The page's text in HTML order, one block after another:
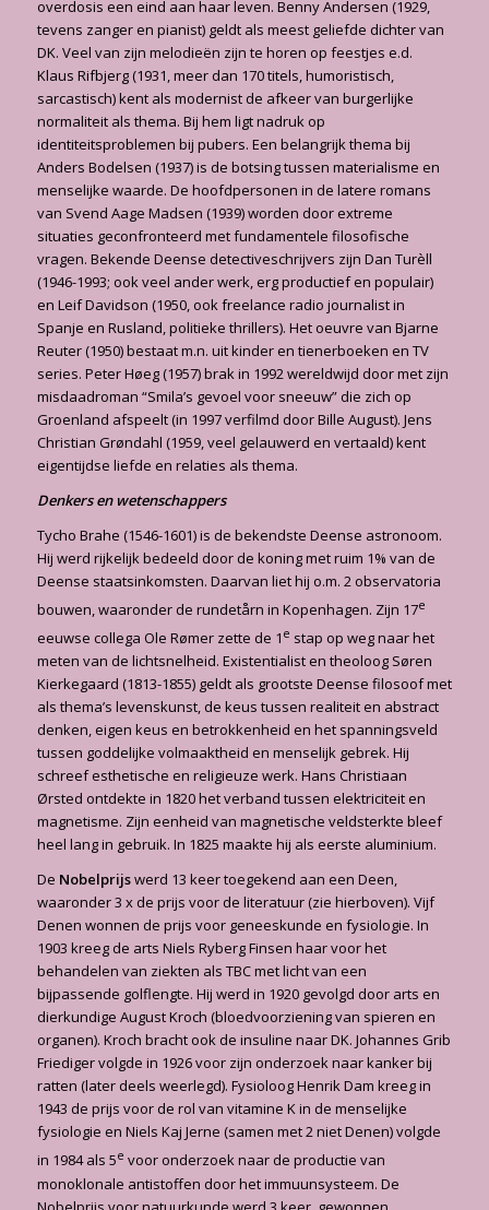
overdosis een eind aan haar leven. Benny Andersen (1929,
tevens zanger en pianist) geldt als meest geliefde dichter van
DK. Veel van zijn melodieën zijn te horen op feestjes e.d.
Klaus Rifbjerg (1931, meer dan 170 titels, humoristisch,
sarcastisch) kent als modernist de afkeer van burgerlijke
normaliteit als thema. Bij hem ligt nadruk op
identiteitsproblemen bij pubers. Een belangrijk thema bij
Anders Bodelsen (1937) is de botsing tussen materialisme en
menselijke waarde. De hoofdpersonen in de latere romans
van Svend Aage Madsen (1939) worden door extreme
situaties geconfronteerd met fundamentele filosofische
vragen. Bekende Deense detectiveschrijvers zijn Dan Turèll
(1946-1993; ook veel ander werk, erg productief en populair)
en Leif Davidson (1950, ook freelance radio journalist in
Spanje en Rusland, politieke thrillers). Het oeuvre van Bjarne
Reuter (1950) bestaat m.n. uit kinder en tienerboeken en TV
series. Peter Høeg (1957) brak in 1992 wereldwijd door met zijn
misdaadroman “Smila’s gevoel voor sneeuw” die zich op
Groenland afspeelt (in 1997 verfilmd door Bille August). Jens
Christian Grøndahl (1959, veel gelauwerd en vertaald) kent
eigentijdse liefde en relaties als thema.
Denkers en wetenschappers
Tycho Brahe (1546-1601) is de bekendste Deense astronoom.
Hij werd rijkelijk bedeeld door de koning met ruim 1% van de
Deense staatsinkomsten. Daarvan liet hij o.m. 2 observatoria
bouwen, waaronder de rundetårn in Kopenhagen. Zijn 17e
eeuwse collega Ole Rømer zette de 1 e stap op weg naar het
meten van de lichtsnelheid. Existentialist en theoloog Søren
Kierkegaard (1813-1855) geldt als grootste Deense filosoof met
als thema’s levenskunst, de keus tussen realiteit en abstract
denken, eigen keus en betrokkenheid en het spanningsveld
tussen goddelijke volmaaktheid en menselijk gebrek. Hij
schreef esthetische en religieuze werk. Hans Christiaan
Ørsted ontdekte in 1820 het verband tussen elektriciteit en
magnetisme. Zijn eenheid van magnetische veldsterkte bleef
heel lang in gebruik. In 1825 maakte hij als eerste aluminium.
De Nobelprijswerd 13 keer toegekend aan een Deen,
waaronder 3 x de prijs voor de literatuur (zie hierboven). Vijf
Denen wonnen de prijs voor geneeskunde en fysiologie. In
1903 kreeg de arts Niels Ryberg Finsen haar voor het
behandelen van ziekten als TBC met licht van een
bijpassende golflengte. Hij werd in 1920 gevolgd door arts en
dierkundige August Kroch (bloedvoorziening van spieren en
organen). Kroch bracht ook de insuline naar DK. Johannes Grib
Friediger volgde in 1926 voor zijn onderzoek naar kanker bij
ratten (later deels weerlegd). Fysioloog Henrik Dam kreeg in
1943 de prijs voor de rol van vitamine K in de menselijke
fysiologie en Niels Kaj Jerne (samen met 2 niet Denen) volgde
in 1984 als 5e voor onderzoek naar de productie van
monoklonale antistoffen door het immuunsysteem. De